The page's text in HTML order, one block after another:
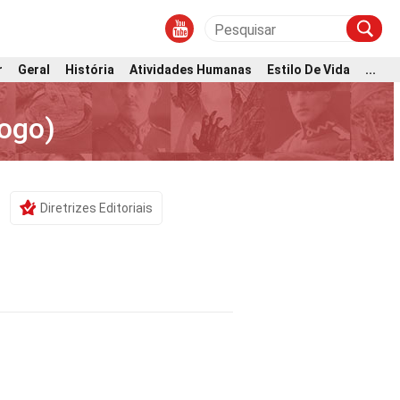
Geral História Atividades Humanas Estilo De Vida ...
Diretrizes Editoriais